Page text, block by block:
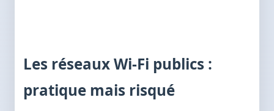
Les réseaux Wi-Fi publics :
pratique mais risqué